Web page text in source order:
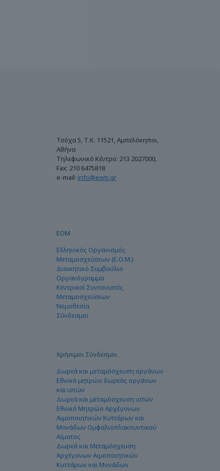
Τσόχα 5, Τ.Κ. 11521, Αμπελόκηποι,
Αθήνα
Τηλεφωνικό Κέντρο: 213 2027000,
Fax: 210 6475818
e-mail: info@eom.gr
ΕΟΜ
Ελληνικός Οργανισμός
Μεταμοσχεύσεων (Ε.Ο.Μ.)
Διοικητικό Συμβούλιο
Οργανόγραμμα
Κεντρικοί Συντονιστές
Μεταμοσχεύσεων
Νομοθεσία
Σύνδεσμοι
Χρήσιμοι Σύνδεσμοι
Δωρεά και μεταμόσχευση οργάνων
Εθνικό μητρώο δωρεάς οργάνων
και ιστών
Δωρεά και μεταμόσχευση ιστών
Εθνικό Μητρώο Αρχέγονων
Αιμοποιητικών Κυττάρων και
Μονάδων Ομφαλιοπλακουντικού
Αίματος
Δωρεά και Μεταμόσχευση
Αρχέγονων Αιμοποιητικών
Κυττάρων και Μονάδων